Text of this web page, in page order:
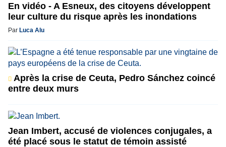
En vidéo - A Esneux, des citoyens développent
leur culture du risque après les inondations
Par Luca Alu
Après la crise de Ceuta, Pedro Sánchez coincé
entre deux murs
Jean Imbert, accusé de violences conjugales, a
été placé sous le statut de témoin assisté